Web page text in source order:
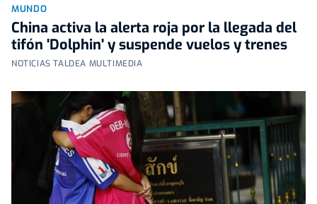
MUNDO
China activa la alerta roja por la llegada del
tifón 'Dolphin' y suspende vuelos y trenes
NOTICIAS TALDEA MULTIMEDIA